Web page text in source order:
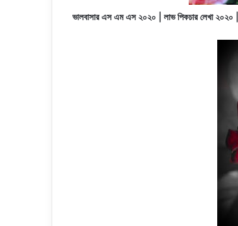
ভালবাসার এস এম এস২০২০ | লাভ পিকচার লেখা২০২০